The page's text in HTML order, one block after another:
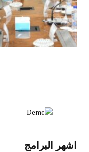
اشهر البرامج